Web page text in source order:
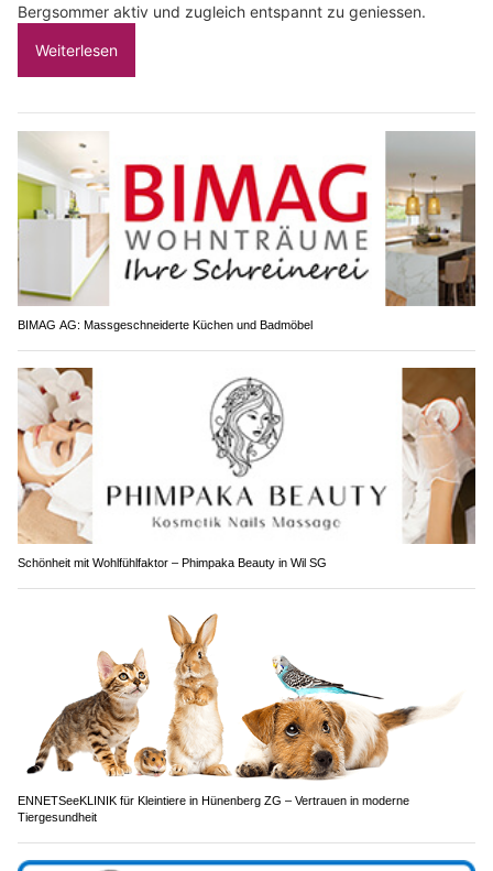
Bergsommer aktiv und zugleich entspannt zu geniessen.
Weiterlesen
BIMAG AG: Massgeschneiderte Küchen und Badmöbel
Schönheit mit Wohlfühlfaktor – Phimpaka Beauty in Wil SG
ENNETSeeKLINIK für Kleintiere in Hünenberg ZG – Vertrauen in moderne
Tiergesundheit